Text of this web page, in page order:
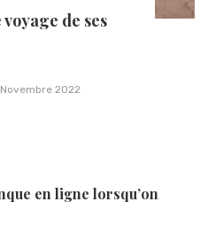
de ses
2022
en ligne lorsqu’on